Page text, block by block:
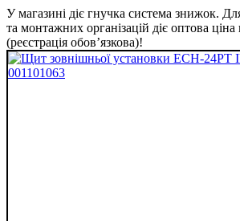
У магазині діє гнучка система знижок.
та монтажних організацій діє оптова ціна
(реєстрація обов’язкова)!